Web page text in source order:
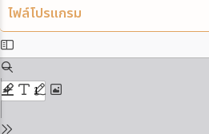
ไฟล์โปรแกรม